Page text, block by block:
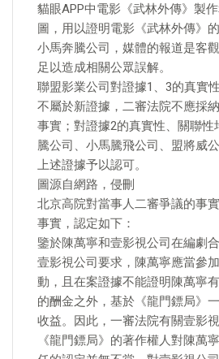
貓眼APP中電影《武林外傳》製
圖，用以證明電影《武林外傳》
小馬奔騰公司，媒體的報道是客
足以造成相關公眾誤解。
聯盟影業公司對證據1、3的真實
不屬於新證據，二審法院不應採
事實；對證據2的真實性、關聯性
騰公司、小馬騰飛公司、盟將威
上述證據予以認可。
圖源自網路，侵刪
北京高院對當事人二審爭議的事
事實，認定如下：
鑒於陳萬寧和壹影視公司在編劇
壹影視公司要求，陳萬寧應當參
動，且在案證據不能證明陳萬寧
的酬金之外，基於《龍門鏢局》
收益。因此，一審法院有關壹影
《龍門鏢局》的著作權人對陳萬